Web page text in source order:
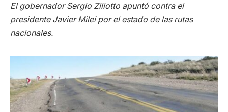
El gobernador Sergio Ziliotto apuntó contra el
presidente Javier Milei por el estado de las rutas
nacionales.